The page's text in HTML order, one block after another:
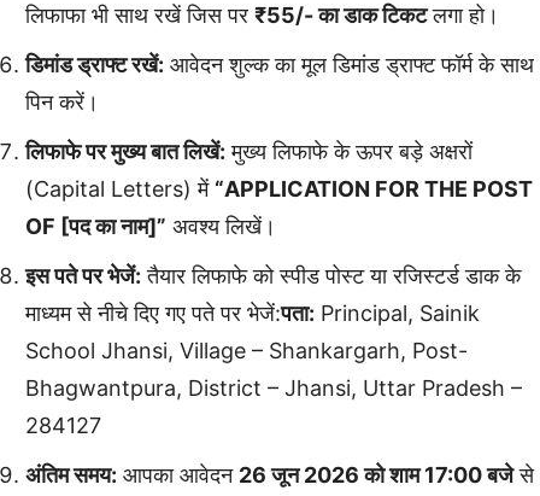
लिफाफा भी साथ रखें जिस पर ₹55/- का डाक टिकटलगा हो।
डिमांड ड्राफ्ट रखें: आवेदन शुल्क का मूल डिमांड ड्राफ्ट फॉर्म के साथ
पिन करें।
लिफाफे पर मुख्य बात लिखें: मुख्य लिफाफे के ऊपर बड़े अक्षरों
(Capital Letters) में “APPLICATION FOR THE POST
OF [पद का नाम]” अवश्य लिखें।
इस पते पर भेजें: तैयार लिफाफे को स्पीड पोस्ट या रजिस्टर्ड डाक के
माध्यम से नीचे दिए गए पते पर भेजें:पता: Principal, Sainik
School Jhansi, Village – Shankargarh, Post-
Bhagwantpura, District – Jhansi, Uttar Pradesh –
284127
अंतिम समय: आपका आवेदन 26 जून 2026 को शाम 17:00 बजेसे